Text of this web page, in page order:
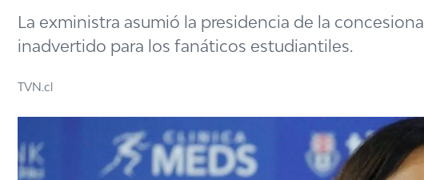
La exministra asumió la presidencia de la
inadvertido para los fanáticos estudiantiles.
TVN.cl